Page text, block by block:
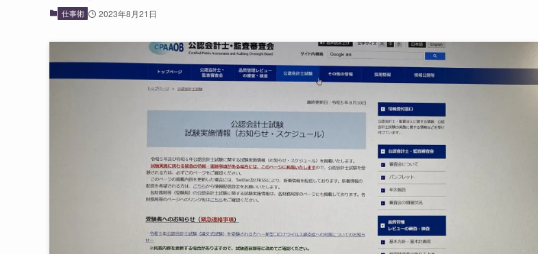
仕事術 2023年8月21日